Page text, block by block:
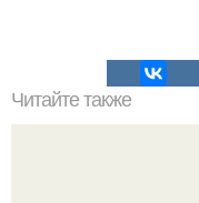
Читайте также